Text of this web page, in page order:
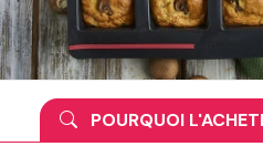
POURQUOI